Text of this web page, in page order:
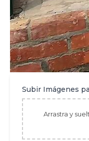
Subir Imágenes
Arrastra y